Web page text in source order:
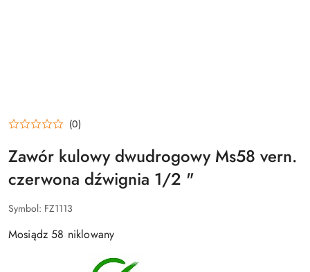
(0)
Zawór kulowy dwudrogowy Ms58 ​​vern.
czerwona dźwignia 1/2 "
Symbol: FZ1113
Mosiądz 58 niklowany